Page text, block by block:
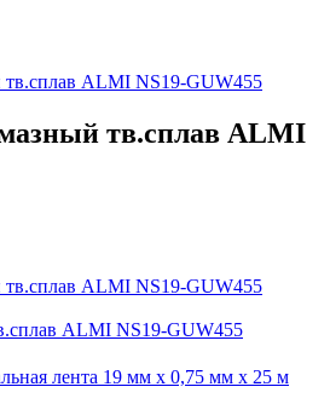
тв.сплав ALMI
ALMI NS19-GUW455